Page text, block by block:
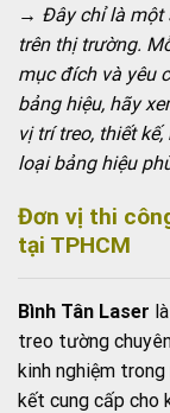
→ Đây chỉ là một
trên thị trường.
mục đích và yêu
bảng hiệu, hãy
vị trí treo, thiết
loại bảng hiệu
Đơn vị thi
tại TPHCM
Bình Tân Laser
treo tường
kinh nghiệm trong
kết cung cấp cho